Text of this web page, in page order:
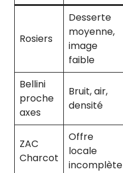
Rosiers
Desserte
moyenne,
image
faible
Bellini
proche
axes
Bruit, air,
densité
ZAC
Charcot
Offre
locale
incomplète